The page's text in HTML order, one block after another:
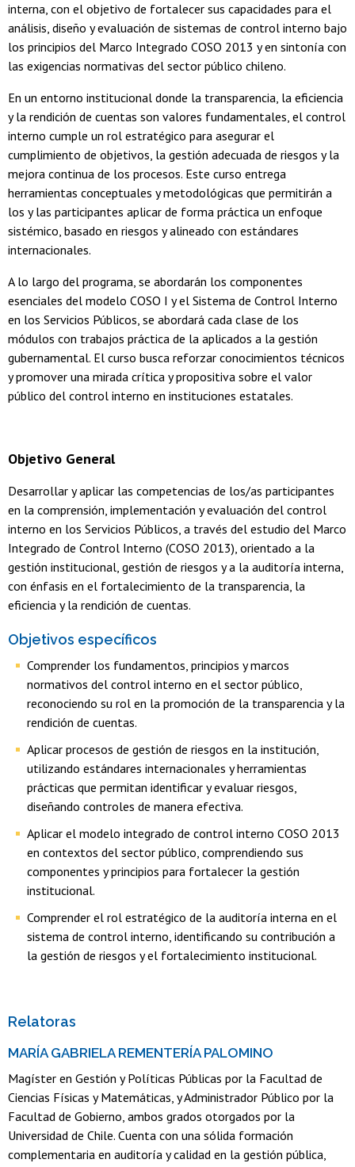
interna, con el objetivo de fortalecer sus capacidades para el
análisis, diseño y evaluación de sistemas de control interno bajo
los principios del Marco Integrado COSO 2013 y en sintonía con
las exigencias normativas del sector público chileno.
En un entorno institucional donde la transparencia, la eficiencia
y la rendición de cuentas son valores fundamentales, el control
interno cumple un rol estratégico para asegurar el
cumplimiento de objetivos, la gestión adecuada de riesgos y la
mejora continua de los procesos. Este curso entrega
herramientas conceptuales y metodológicas que permitirán a
los y las participantes aplicar de forma práctica un enfoque
sistémico, basado en riesgos y alineado con estándares
internacionales.
A lo largo del programa, se abordarán los componentes
esenciales del modelo COSO I y el Sistema de Control Interno
en los Servicios Públicos, se abordará cada clase de los
módulos con trabajos práctica de la aplicados a la gestión
gubernamental. El curso busca reforzar conocimientos técnicos
y promover una mirada crítica y propositiva sobre el valor
público del control interno en instituciones estatales.
Objetivo General
Desarrollar y aplicar las competencias de los/as participantes
en la comprensión, implementación y evaluación del control
interno en los Servicios Públicos, a través del estudio del Marco
Integrado de Control Interno (COSO 2013), orientado a la
gestión institucional, gestión de riesgos y a la auditoría interna,
con énfasis en el fortalecimiento de la transparencia, la
eficiencia y la rendición de cuentas.
Objetivos específicos
Comprender los fundamentos, principios y marcos
normativos del control interno en el sector público,
reconociendo su rol en la promoción de la transparencia y la
rendición de cuentas.
Aplicar procesos de gestión de riesgos en la institución,
utilizando estándares internacionales y herramientas
prácticas que permitan identificar y evaluar riesgos,
diseñando controles de manera efectiva.
Aplicar el modelo integrado de control interno COSO 2013
en contextos del sector público, comprendiendo sus
componentes y principios para fortalecer la gestión
institucional.
Comprender el rol estratégico de la auditoría interna en el
sistema de control interno, identificando su contribución a
la gestión de riesgos y el fortalecimiento institucional.
Relatoras
MARÍA GABRIELA REMENTERÍA PALOMINO
Magíster en Gestión y Políticas Públicas por la Facultad de
Ciencias Físicas y Matemáticas, y Administrador Público por la
Facultad de Gobierno, ambos grados otorgados por la
Universidad de Chile. Cuenta con una sólida formación
complementaria en auditoría y calidad en la gestión pública,